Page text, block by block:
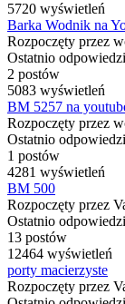
5720 wyświetleń
Barka Wodnik na
Rozpoczęty przez
Ostatnio
2 postów
5083 wyświetleń
BM 5257 na
Rozpoczęty przez
Ostatnio
1 postów
4281 wyświetleń
BM 500
Rozpoczęty przez
Ostatnio
13 postów
12464 wyświetleń
porty macierzyste
Rozpoczęty przez